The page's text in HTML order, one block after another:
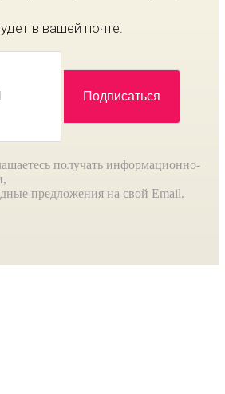
в вашей почте.
получать информационно-
предложения на свой Email.